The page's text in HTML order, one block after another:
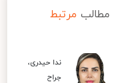
مطالب مرتبط
ندا حیدری،
جراح